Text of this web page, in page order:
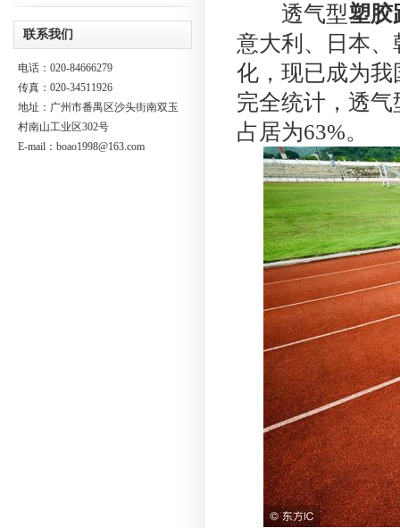
联系我们
电话：020-84666279
传真：020-34511926
地址：广州市番禺区沙头街南双玉
村南山工业区302号
E-mail： boao1998@163.com
透气型塑胶
意大利、日本
化，现已成为
完全统计，透
占居为63%。